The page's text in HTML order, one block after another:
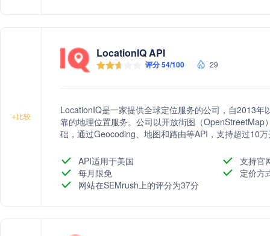
+比较
LocationIQ API
评分 54/100 29
LocationIQ是一家提供全球定位服务的公司，自2013
靠的地理位置服务。公司以开放街图（
础，通过Geocoding、地图和路由等API，支持超过10
务的优质替代品。
API适用于美国
支持官
每月限免
定价方
网站在SEMrush上的评分为37分